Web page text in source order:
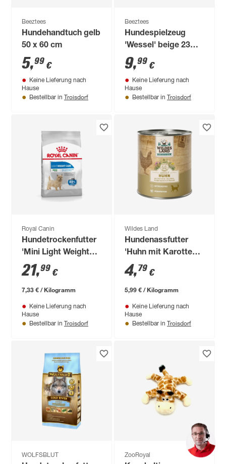
Beeztees
Hundehandtuch gelb
50 x 60 cm
5,99 €
Keine Lieferung nach
Hause
Bestellbar in Troisdorf
Beeztees
Hundespielzeug
'Wessel' beige 23
cm, mit Squeaker
9,99 €
Keine Lieferung nach
Hause
Bestellbar in Troisdorf
Royal Canin
Hundetrockenfutter
'Mini Light Weight
Adult' 3 kg
21,99 €
7,33 € / Kilogramm
Keine Lieferung nach
Hause
Bestellbar in Troisdorf
Wildes Land
Hundenassfutter
'Huhn mit Karotten,
Zucchini,
Wildkräutern und
Distelöl' Adult 800 g
4,79 €
5,99 € / Kilogramm
Keine Lieferung nach
Hause
Bestellbar in Troisdorf
WOLFSBLUT ZooRoyal